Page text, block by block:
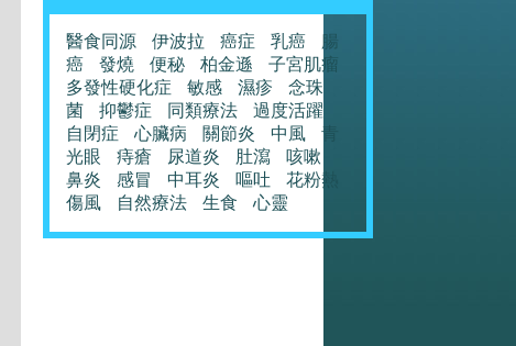
醫食同源 伊波拉 癌症 乳癌
腸
癌
發燒 便秘 柏金遜
子宮肌瘤
多發性硬化症
敏感 濕疹
念珠
菌
抑鬱症 同類療法
過度活躍
自閉症
心臟病 關節炎 中風
青
光眼
痔瘡 尿道炎 肚瀉
咳嗽
鼻炎
感冒 中耳炎 嘔吐
花粉熱
傷風
自然療法 生食 心靈